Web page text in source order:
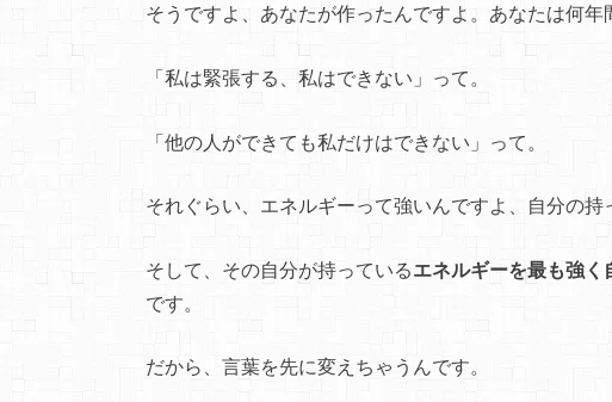
そうですよ、あなたが作ったんですよ。あなたは何年
「私は緊張する、私はできない」って。
「他の人ができても私だけはできない」って。
それぐらい、エネルギーって強いんですよ、自分の持
そして、その自分が持っている エネルギーを最も強
です。
だから、言葉を先に変えちゃうんです。